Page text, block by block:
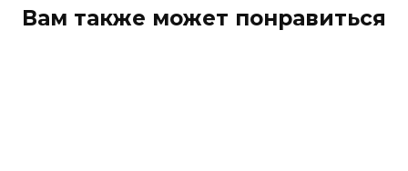
Вам также может понравиться